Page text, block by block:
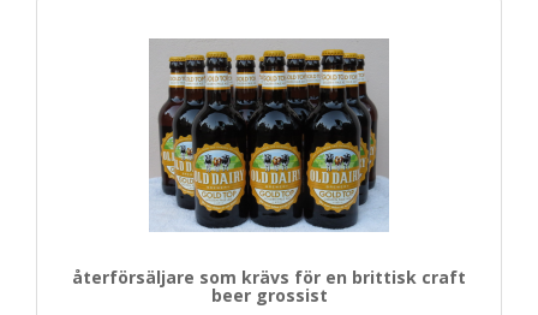
återförsäljare som krävs för en brittisk craft
beer grossist